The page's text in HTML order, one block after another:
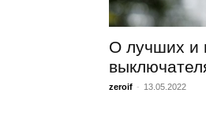
О лучших и
zeroif - 13.05.2022